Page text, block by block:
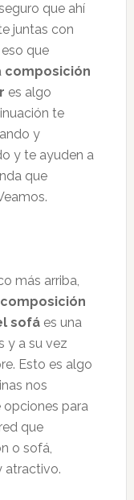
que ahí
juntas con
que
composición
es algo
te
y
y te ayuden a
que
más arriba,
composición
sofáes una
y a su vez
Esto es algo
nos
opciones para
que
o sofá,
atractivo.